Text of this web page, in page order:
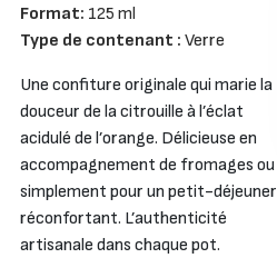
Format: 125 ml
Type de contenant : Verre
Une confiture originale qui marie la
douceur de la citrouille à l’éclat
acidulé de l’orange. Délicieuse en
accompagnement de fromages ou
simplement pour un petit-déjeuner
réconfortant. L’authenticité
artisanale dans chaque pot.